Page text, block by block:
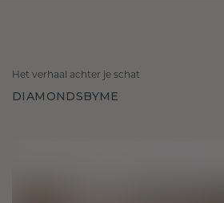
Het verhaal achter je schat
DIAMONDSBYME